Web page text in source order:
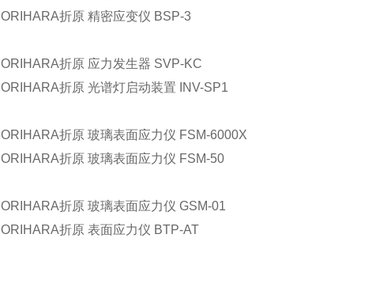
ORIHARA折原 精密应变仪 BSP-3
ORIHARA折原 应力发生器 SVP-KC
ORIHARA折原 光谱灯启动装置 INV-SP1
ORIHARA折原 玻璃表面应力仪 FSM-6000X
ORIHARA折原 玻璃表面应力仪 FSM-50
ORIHARA折原 玻璃表面应力仪 GSM-01
ORIHARA折原 表面应力仪 BTP-AT